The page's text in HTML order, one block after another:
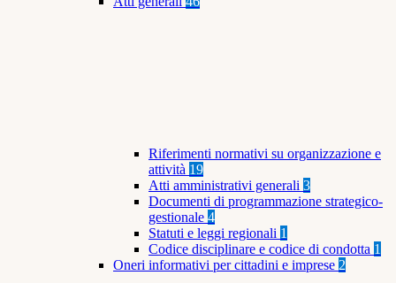
Riferimenti normativi su organizzazione e
attività 19
Atti amministrativi generali 3
Documenti di programmazione strategico-
gestionale 4
Statuti e leggi regionali 1
Codice disciplinare e codice di condotta 1
Oneri informativi per cittadini e imprese 2